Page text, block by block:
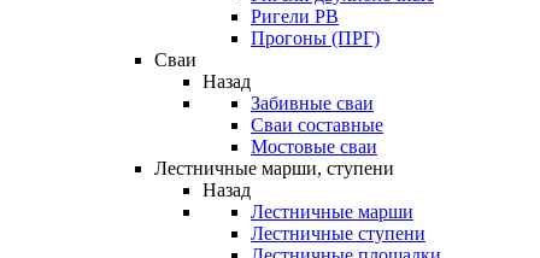
Ригели РВ
Прогоны (ПРГ)
Сваи
Назад
Забивные сваи
Сваи составные
Мостовые сваи
Лестничные марши, ступени
Назад
Лестничные марши
Лестничные ступени